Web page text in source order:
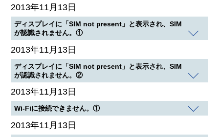
2013年11月13日
ディスプレイに「SIM not present」と表示され、SIM
が認識されません。①
2013年11月13日
ディスプレイに「SIM not present」と表示され、SIM
が認識されません。②
2013年11月13日
Wi-Fiに接続できません。①
2013年11月13日